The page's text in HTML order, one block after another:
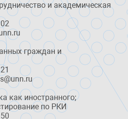
и академическая
граждан и
как иностранного;
по РКИ